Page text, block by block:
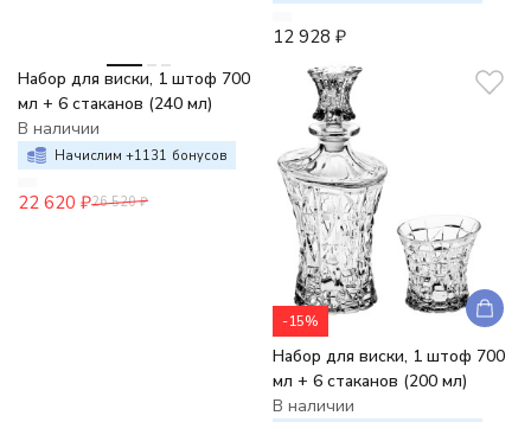
12 928 ₽
Набор для виски, 1 штоф 700
мл + 6 стаканов (240 мл)
В наличии
Начислим +1131 бонусов
22 620 ₽26 520 ₽
-15%
Набор для виски, 1 штоф 700
мл + 6 стаканов (200 мл)
В наличии